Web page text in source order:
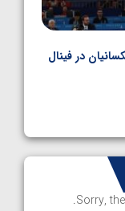
در فینال
Sorry,